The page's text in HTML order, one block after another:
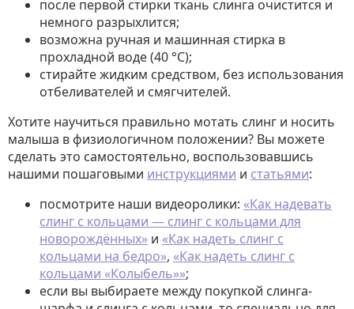
после первой стирки ткань слинга очистится и
немного разрыхлится;
возможна ручная и машинная стирка в
прохладной воде (40 °С);
стирайте жидким средством, без использования
отбеливателей и смягчителей.
Хотите научиться правильно мотать слинг и носить
малыша в физиологичном положении? Вы можете
сделать это самостоятельно, воспользовавшись
нашими пошаговыми инструкциями и статьями:
посмотрите наши видеоролики: «Как надевать
слинг с кольцами — слинг с кольцами для
новорождённых» и «Как надеть слинг с
кольцами на бедро», «Как надеть слинг с
кольцами «Колыбель»»;
если вы выбираете между покупкой слинга-